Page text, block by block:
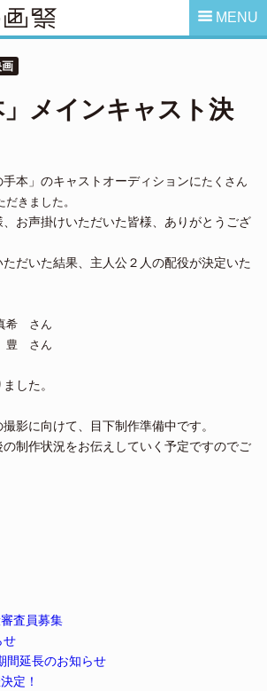
MENU
」メインキャスト決
本」のキャストオーディションに たくさん
きました。
お声掛けいただいた皆様、ありがとうござ
だいた結果、主人公２人の配役が決定いた
希 さん
豊 さん
した。
影に向けて、目下制作準備中です。
制作状況をお伝えしていく予定ですのでご
査員募集
せ
間延長のお知らせ
定！